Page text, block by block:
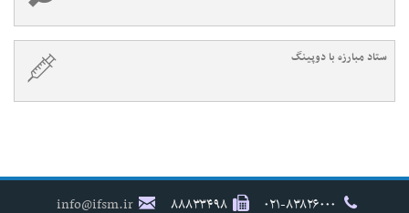
ستاد مبارزه با دوپینگ
۸۸۸۳۳۴۹۸ info@ifsm.ir